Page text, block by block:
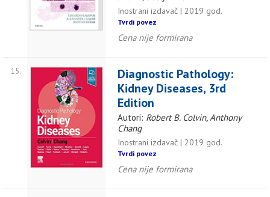
Inostrani izdavač | 2019 god.
Tvrdi povez
Cena nije formirana
15.
Diagnostic Pathology:
Kidney Diseases, 3rd
Edition
Autori: Robert B. Colvin, Anthony
Chang
Inostrani izdavač | 2019 god.
Tvrdi povez
Cena nije formirana